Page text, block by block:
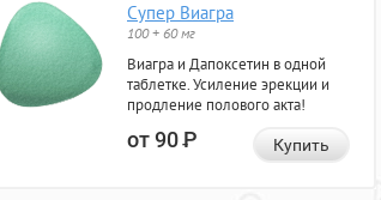
Супер Виагра
100 + 60 мг
Виагра и Дапоксетин в одной
таблетке. Усиление эрекции и
продление полового акта!
от 90Р Купить